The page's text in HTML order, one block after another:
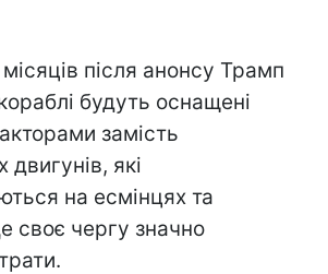
після анонсу Трамп
будуть оснащені
замість
двигунів, які
на есмінцях та
своє чергу значно